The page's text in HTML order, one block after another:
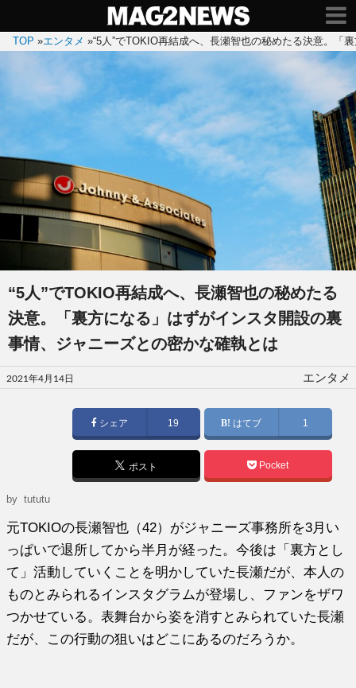
TOP »エンタメ »“5人”でTOKIO再結成へ、長瀬智也の秘めたる決意。「
“5人”でTOKIO再結成へ、長瀬智也の秘めたる
決意。「裏方になる」はずがインスタ開設の裏
事情、ジャニーズとの密かな確執とは
投
稿
2021年4月14日 エンタメ
シェア 19 はてブ 1
ポスト Pocket
by tututu
元TOKIOの長瀬智也（42）がジャニーズ事務所を3月い
っぱいで退所してから半月が経った。今後は「裏方とし
て」活動していくことを明かしていた長瀬だが、本人の
ものとみられるインスタグラムが登場し、ファンをザワ
つかせている。表舞台から姿を消すとみられていた長瀬
だが、この行動の狙いはどこにあるのだろうか。